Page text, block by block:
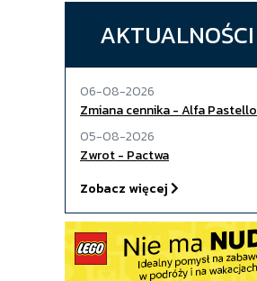
AKTUALNOŚCI
06-08-2026
Zmiana cennika - Alfa Pastello
05-08-2026
Zwrot - Pactwa
Zobacz więcej